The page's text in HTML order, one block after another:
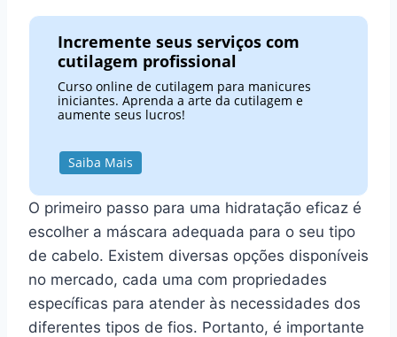
Incremente seus serviços com
cutilagem profissional
Curso online de cutilagem para manicures
iniciantes. Aprenda a arte da cutilagem e
aumente seus lucros!
Saiba Mais
O primeiro passo para uma hidratação eficaz é
escolher a máscara adequada para o seu tipo
de cabelo. Existem diversas opções disponíveis
no mercado, cada uma com propriedades
específicas para atender às necessidades dos
diferentes tipos de fios. Portanto, é importante